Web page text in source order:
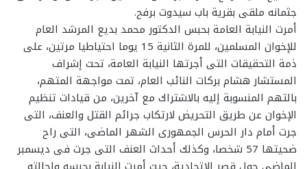
جثمانه ملقى بقرية باب سيدوت برفح.
أمرت النيابة العامة بحبس الدكتور محمد بديع المرشد العام
للإخوان المسلمين، للمرة الثانية 15 يوما احتياطيا مرتين، على
ذمة التحقيقات التى أجرتها النيابة العامة، تحت إشراف
المستشار هشام بركات النائب العام، تمت مواجهة المتهم،
بالتهم المنسوبة إليه بالاشتراك مع آخرين، من قيادات تنظيم
الإخوان عن طريق التحريض لارتكاب جرائم القتل والعنف، التى
جرت أمام دار الحرس الجمهورى الشهر الماضى، التى راح
ضحيتها 57 شخصا، وكذلك أحداث العنف التى جرت فى ديسمبر